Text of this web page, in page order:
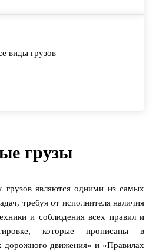
виды грузов
грузы
грузов являются одними из самых
требуя от исполнителя наличия
и соблюдения всех правил и
которые прописаны в
дорожного движения» и «Правилах